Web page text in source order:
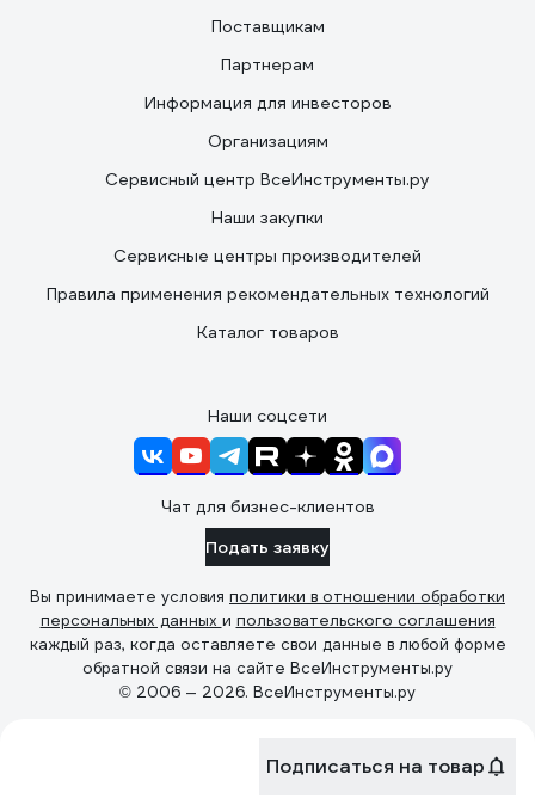
Подписаться на товар
Поставщикам
Партнерам
Информация для инвесторов
Организациям
Сервисный центр ВсеИнструменты.ру
Наши закупки
Сервисные центры производителей
Правила применения рекомендательных технологий
Каталог товаров
Наши соцсети
Чат для бизнес-клиентов
Подать заявку
Вы принимаете условия политики в отношении обработки
персональных данных и пользовательского соглашения
каждый раз, когда оставляете свои данные в любой форме
обратной связи на сайте ВсеИнструменты.ру
© 2006 — 2026. ВсеИнструменты.ру